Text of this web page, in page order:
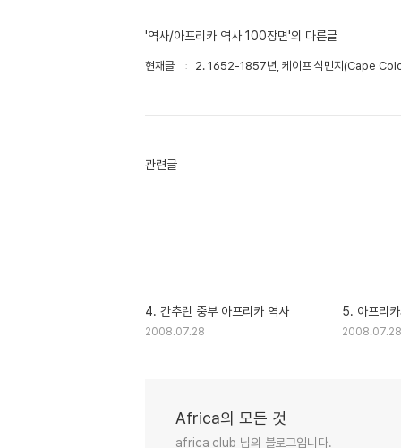
'역사/아프리카 역사 100장면'의 다른글
현재글 2. 1652-1857년, 케이프 식민지(Cape
관련글
4. 간추린 중부 아프리카 역사
2008.07.28
5. 아프리
2008.07.28
Africa의 모든 것
africa club 님의 블로그입니다.